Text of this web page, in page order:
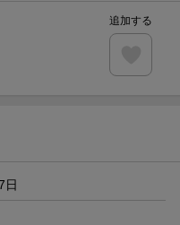
』オリジナルきんちゃく
ブックス買いまわりでク
追加する
日